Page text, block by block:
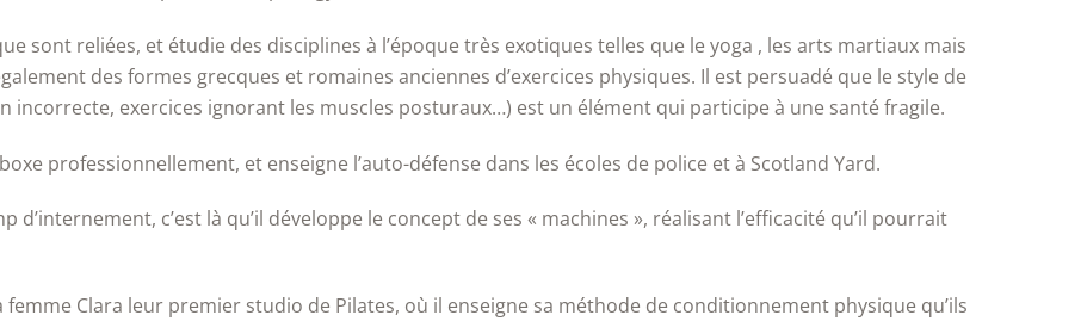
sont reliées, et étudie des disciplines à l’époque très exotiques telles que le yoga , les arts martiaux mais
des formes grecques et romaines anciennes d’exercices physiques. Il est persuadé que le style de
incorrecte, exercices ignorant les muscles posturaux…) est un élément qui participe à une santé fragile.
professionnellement, et enseigne l’auto-défense dans les écoles de police et à Scotland Yard.
c’est là qu’il développe le concept de ses « machines », réalisant l’efficacité qu’il pourrait
femme Clara leur premier studio de Pilates, où il enseigne sa méthode de conditionnement physique qu’ils